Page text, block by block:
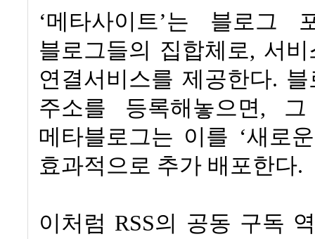
‘메타사이트’는 블로그
블로그들의 집합체로, 서
연결서비스를 제공한다.
주소를 등록해놓으면 ,
메타블로그는 이를 ‘새로
효과적으로 추가 배포한다.
이처럼 RSS의 공동 구독